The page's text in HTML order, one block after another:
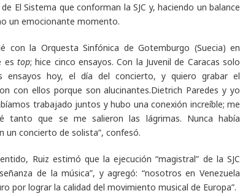
El Sistema que conforman la SJC y, haciendo un balance
un emocionante momento.
con la Orquesta Sinfónica de Gotemburgo (Suecia) en
es top; hice cinco ensayos. Con la Juvenil de Caracas solo
ensayos hoy, el día del concierto, y quiero grabar el
con ellos porque son alucinantes.Dietrich Paredes y yo
trabajado juntos y hubo una conexión increíble; me
tanto que se me salieron las lágrimas. Nunca había
un concierto de solista”, confesó.
Ruiz estimó que la ejecución “magistral” de la SJC
de la música”, y agregó: “nosotros en Venezuela
lograr la calidad del movimiento musical de Europa”.